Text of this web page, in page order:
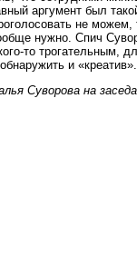
аргумент был
не можем,
нужно. Спич
то трогательным,
и «креатив».
Суворова на